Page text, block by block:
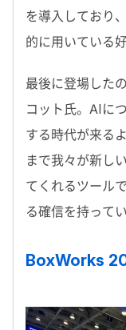
を導入しており
的に用いている
最後に登場した
コット氏。AIに
する時代が来る
まで我々が新し
てくれるツール
る確信を持って
BoxWorks